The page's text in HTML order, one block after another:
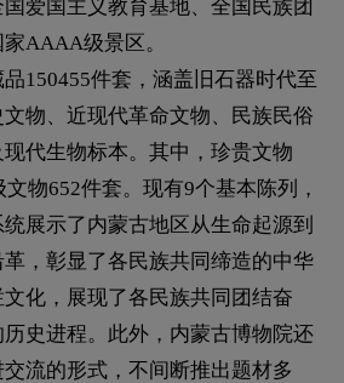
爱国主义教育基地、全国民族团
AAAA级景区。
150455件套，涵盖旧石器时代至
物、近现代革命文物、民族民俗
代生物标本。其中，珍贵文物
物652件套。现有9个基本陈列，
展示了内蒙古地区从生命起源到
，彰显了各民族共同缔造的中华
化，展现了各民族共同团结奋
史进程。此外，内蒙古博物院还
流的形式，不间断推出题材多